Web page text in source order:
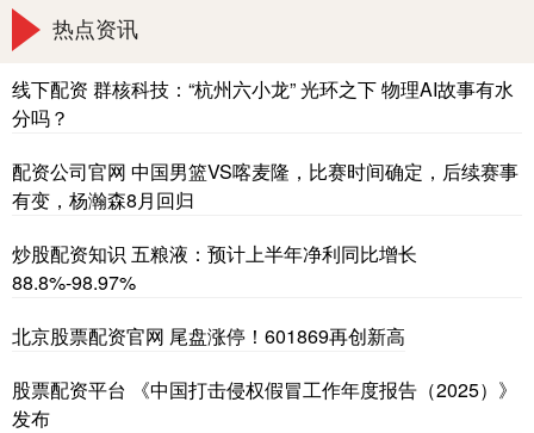
热点资讯
线下配资 群核科技：“杭州六小龙” 光环之下 物理AI故事有水
分吗？
配资公司官网 中国男篮VS喀麦隆，比赛时间确定，后续赛事
有变，杨瀚森8月回归
炒股配资知识 五粮液：预计上半年净利同比增长
88.8%-98.97%
北京股票配资官网 尾盘涨停！601869再创新高
股票配资平台 《中国打击侵权假冒工作年度报告（2025）》
发布